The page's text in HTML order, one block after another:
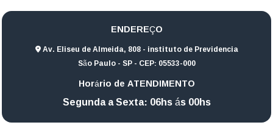
ENDEREÇO
Av. Eliseu de Almeida, 808 - instituto de Previdencia
São Paulo - SP - CEP: 05533-000
Horário de ATENDIMENTO
Segunda a Sexta: 06hs ás 00hs